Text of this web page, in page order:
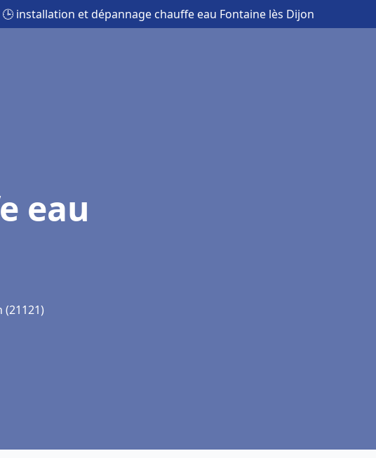
🕒 installation et dépannage chauffe eau Fontaine lès Dijon
eau